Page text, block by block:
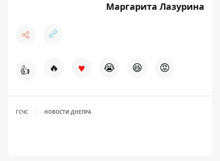
Маргарита Лазурина
👍 🔥 ♥ 😭 😆 😡
ГСЧС НОВОСТИ ДНЕПРА